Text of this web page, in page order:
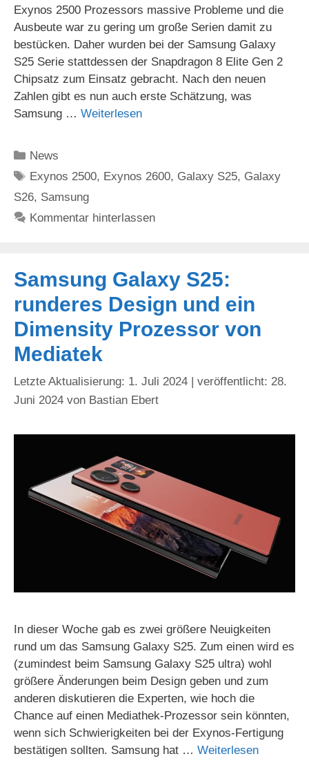
Exynos 2500 Prozessors massive Probleme und die
Ausbeute war zu gering um große Serien damit zu
bestücken. Daher wurden bei der Samsung Galaxy
S25 Serie stattdessen der Snapdragon 8 Elite Gen 2
Chipsatz zum Einsatz gebracht. Nach den neuen
Zahlen gibt es nun auch erste Schätzung, was
Samsung … Weiterlesen
Kategorien
News
Schlagwörter
Exynos 2500, Exynos 2600, Galaxy S25, Galaxy
S26, Samsung
Kommentar hinterlassen
Samsung Galaxy S25:
runderes Design und ein
Dimensity Prozessor von
Mediatek
1. Juli 2024
28.
Juni 2024 von Bastian Ebert
In dieser Woche gab es zwei größere Neuigkeiten
rund um das Samsung Galaxy S25. Zum einen wird es
(zumindest beim Samsung Galaxy S25 ultra) wohl
größere Änderungen beim Design geben und zum
anderen diskutieren die Experten, wie hoch die
Chance auf einen Mediathek-Prozessor sein könnten,
wenn sich Schwierigkeiten bei der Exynos-Fertigung
bestätigen sollten. Samsung hat … Weiterlesen